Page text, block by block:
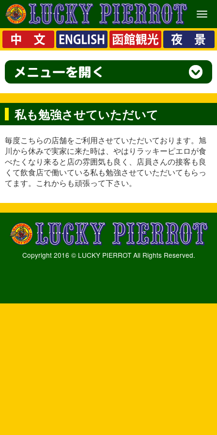
メ
ニ
ュ
ー
私も勉強させていただいて
毎度こちらの店舗をご利用させていただいております。旭
川から休みで実家に来た時は、やはりラッキーピエロが食
べたくなり来ると店の雰囲気も良く、店員さんの接客も良
くて飲食店で働いている私も勉強させていただいてもらっ
てます。これからも頑張って下さい。
Copyright 2016 © LUCKY PIERROT All Rights Reserved.